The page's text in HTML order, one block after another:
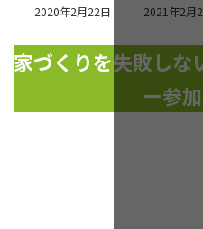
2020年2月22日
最
更
新
日
時
:
2021年2月
家づくりを失敗しな
ー参